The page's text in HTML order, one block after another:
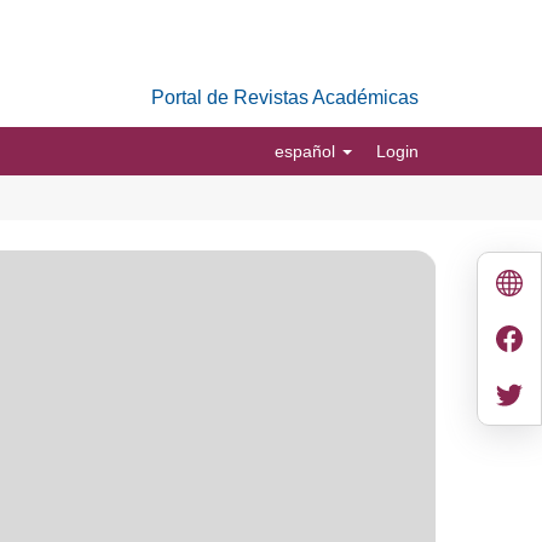
Portal de Revistas Académicas
español Login